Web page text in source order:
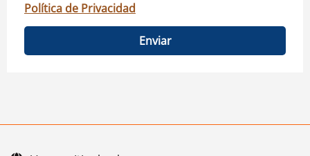
Política de Privacidad
Enviar